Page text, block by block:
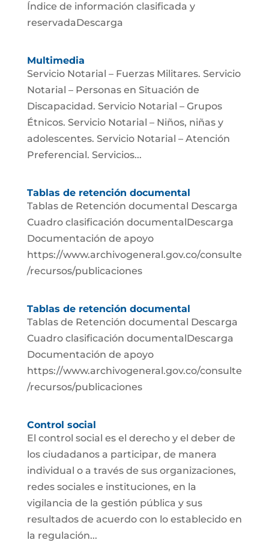
Índice de información clasificada y
reservadaDescarga
Multimedia
Servicio Notarial – Fuerzas Militares. Servicio
Notarial – Personas en Situación de
Discapacidad. Servicio Notarial – Grupos
Étnicos. Servicio Notarial – Niños, niñas y
adolescentes. Servicio Notarial – Atención
Preferencial. Servicios...
Tablas de retención documental
Tablas de Retención documental Descarga
Cuadro clasificación documentalDescarga
Documentación de apoyo
https://www.archivogeneral.gov.co/consulte
/recursos/publicaciones
Tablas de retención documental
Tablas de Retención documental Descarga
Cuadro clasificación documentalDescarga
Documentación de apoyo
https://www.archivogeneral.gov.co/consulte
/recursos/publicaciones
Control social
El control social es el derecho y el deber de
los ciudadanos a participar, de manera
individual o a través de sus organizaciones,
redes sociales e instituciones, en la
vigilancia de la gestión pública y sus
resultados de acuerdo con lo establecido en
la regulación...